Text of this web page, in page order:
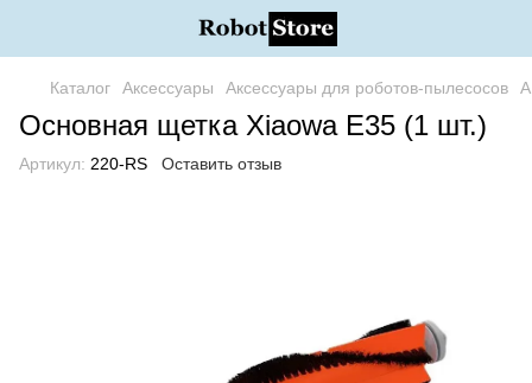
Каталог Аксессуары Аксессуары для роботов-пылесосов
Основная щетка Xiaowa E35 (1 шт.)
Артикул: 220-RS Оставить отзыв